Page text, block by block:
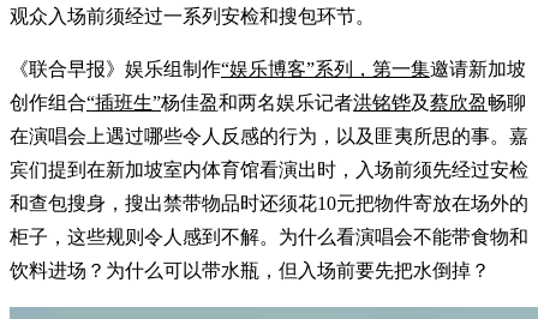
观众入场前须经过一系列安检和搜包环节。
《联合早报》娱乐组制作“娱乐博客”系列，第一集邀请新加坡
创作组合“插班生”杨佳盈和两名娱乐记者洪铭铧及蔡欣盈畅聊
在演唱会上遇过哪些令人反感的行为，以及匪夷所思的事。嘉
宾们提到在新加坡室内体育馆看演出时，入场前须先经过安检
和查包搜身，搜出禁带物品时还须花10元把物件寄放在场外的
柜子，这些规则令人感到不解。为什么看演唱会不能带食物和
饮料进场？为什么可以带水瓶，但入场前要先把水倒掉？